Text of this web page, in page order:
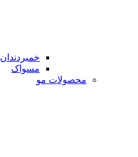
خمیردندان
مسواک
محصولات مو